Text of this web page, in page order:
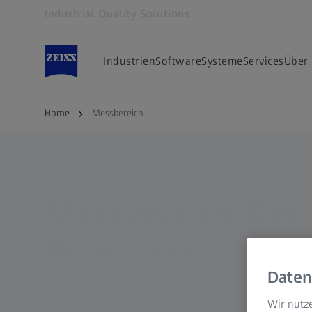
IndustrienSoftwareSystemeServicesÜber
Home Messbereich
Wir